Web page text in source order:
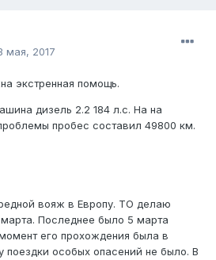
мая, 2017
экстренная помощь.
дизель 2.2 184 л.с. На на
пробес составил 49800 км.
вояж в Европу. ТО делаю
Последнее было 5 марта
его прохождения была в
поездки особых опасений не было. В